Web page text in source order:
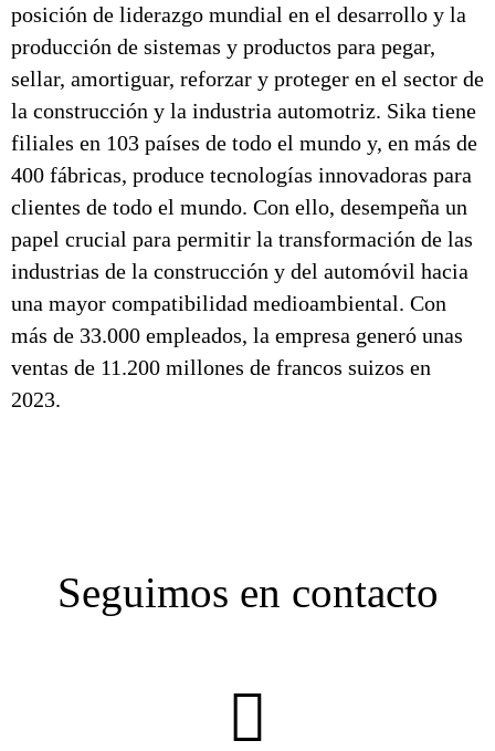
posición de liderazgo mundial en el desarrollo y la
producción de sistemas y productos para pegar,
sellar, amortiguar, reforzar y proteger en el sector de
la construcción y la industria automotriz. Sika tiene
filiales en 103 países de todo el mundo y, en más de
400 fábricas, produce tecnologías innovadoras para
clientes de todo el mundo. Con ello, desempeña un
papel crucial para permitir la transformación de las
industrias de la construcción y del automóvil hacia
una mayor compatibilidad medioambiental. Con
más de 33.000 empleados, la empresa generó unas
ventas de 11.200 millones de francos suizos en
2023.
Seguimos en contacto